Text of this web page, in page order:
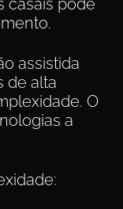
assistida
de alta
O
a